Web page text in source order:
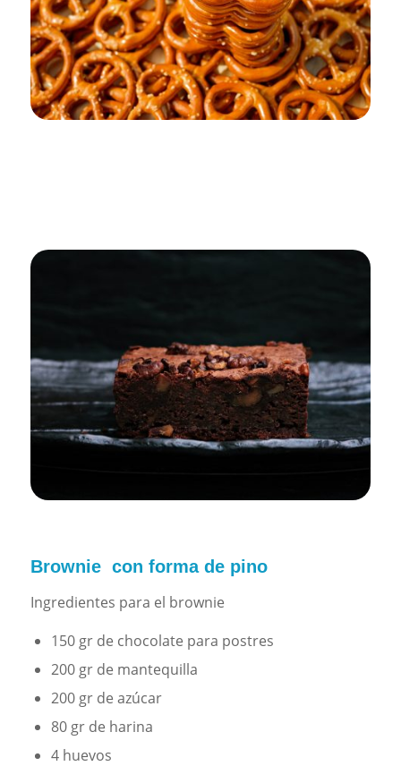
Brownie con forma de pino
Ingredientes para el brownie
150 gr de chocolate para postres
200 gr de mantequilla
200 gr de azúcar
80 gr de harina
4 huevos